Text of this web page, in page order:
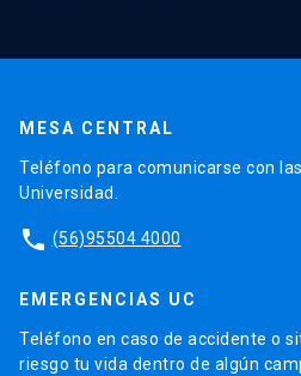
MESA CENTRAL
Teléfono para comunicarse con
Universidad.
phone (56)95504 4000
EMERGENCIAS UC
Teléfono en caso de accidente o
riesgo tu vida dentro de algún